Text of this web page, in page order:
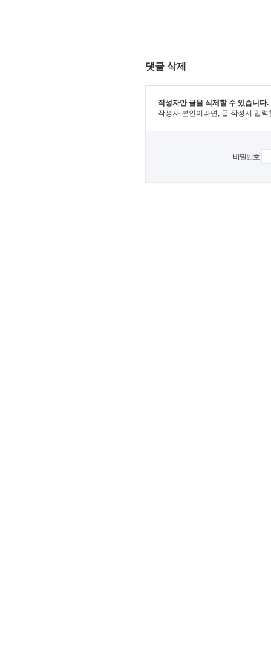
댓글 삭제
작성자만 글을 삭제할 수 있습니다.
작성자 본인이라면, 글 작성시 입
비밀번호